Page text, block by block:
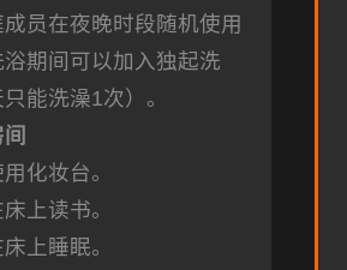
员在夜晚时段随机使用
期间可以加入独起洗
只能洗澡1次）。
化妆台。
上读书。
上睡眠。